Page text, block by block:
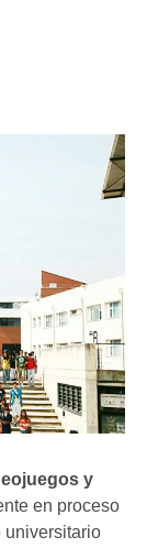
y
en proceso
universitario